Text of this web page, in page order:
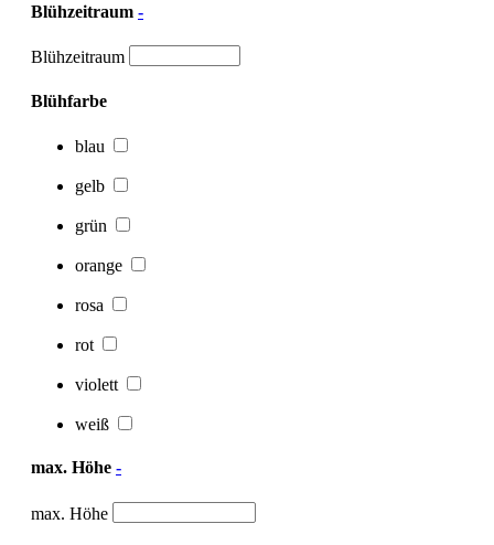
Blühzeitraum -
Blühzeitraum
Blühfarbe
blau
gelb
grün
orange
rosa
rot
violett
weiß
max. Höhe -
max. Höhe